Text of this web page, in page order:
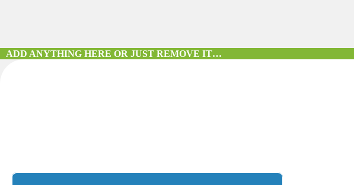
ADD ANYTHING HERE OR JUST REMOVE IT…